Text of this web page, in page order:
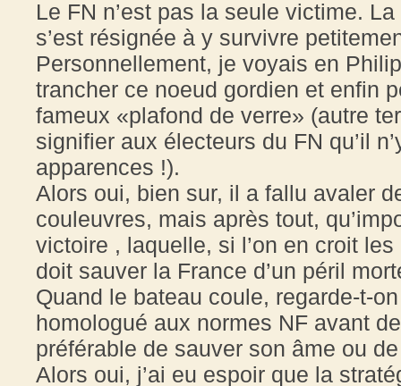
Le FN n’est pas la seule victime.
s’est résignée à y survivre
Personnellement, je voyais en
trancher ce noeud gordien et enfin
fameux «plafond de verre» (autre
signifier aux électeurs du FN qu’il
apparences !).
Alors oui, bien sur, il a fallu avaler
couleuvres, mais après tout,
victoire , laquelle, si l’on en croit
doit sauver la France d’un péril
Quand le bateau coule, regarde-t-
homologué aux normes NF avant
préférable de sauver son âme ou
Alors oui, j’ai eu espoir que la